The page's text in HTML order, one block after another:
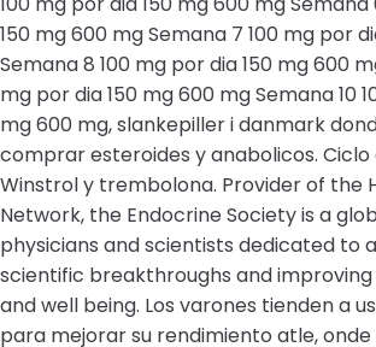
150 mg 600 mg Semana 7 100 mg por
Semana 8 100 mg por dia 150 mg 600
mg por dia 150 mg 600 mg Semana 10
mg 600 mg, slankepiller i danmark
comprar esteroides y anabolicos. Ciclo
Winstrol y trembolona. Provider of the
Network, the Endocrine Society is a
physicians and scientists dedicated to
scientific breakthroughs and
and well being. Los varones tienden a
para mejorar su rendimiento atle,